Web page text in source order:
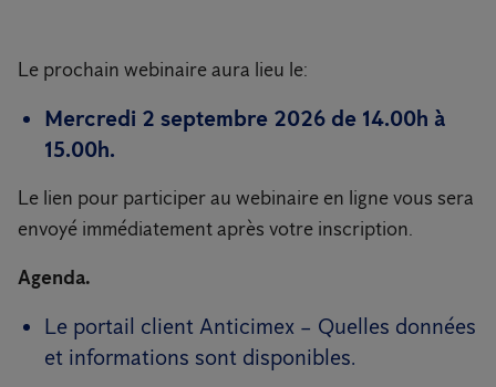
Le prochain webinaire aura lieu le:
Mercredi 2 septembre 2026 de 14.00h à
15.00h.
Le lien pour participer au webinaire en ligne vous sera
envoyé immédiatement après votre inscription.
Agenda.
Le portail client Anticimex – Quelles données
et informations sont disponibles.